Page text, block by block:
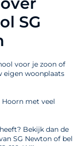
SG
voor je zoon of
eigen woonplaats
Hoorn met veel
Bekijk dan de
SG Newton of bel